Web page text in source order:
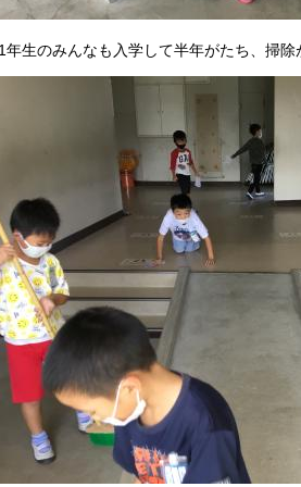
生のみんなも入学して半年がたち、掃除